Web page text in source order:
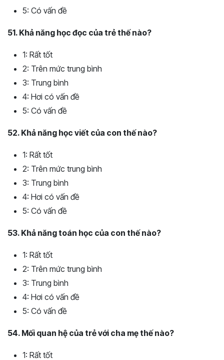
5: Có vấn đề
51. Khả năng học đọc của trẻ thế nào?
1: Rất tốt
2: Trên mức trung bình
3: Trung bình
4: Hơi có vấn đề
5: Có vấn đề
52. Khả năng học viết của con thế nào?
1: Rất tốt
2: Trên mức trung bình
3: Trung bình
4: Hơi có vấn đề
5: Có vấn đề
53. Khả năng toán học của con thế nào?
1: Rất tốt
2: Trên mức trung bình
3: Trung bình
4: Hơi có vấn đề
5: Có vấn đề
54. Mối quan hệ của trẻ với cha mẹ thế nào?
1: Rất tốt